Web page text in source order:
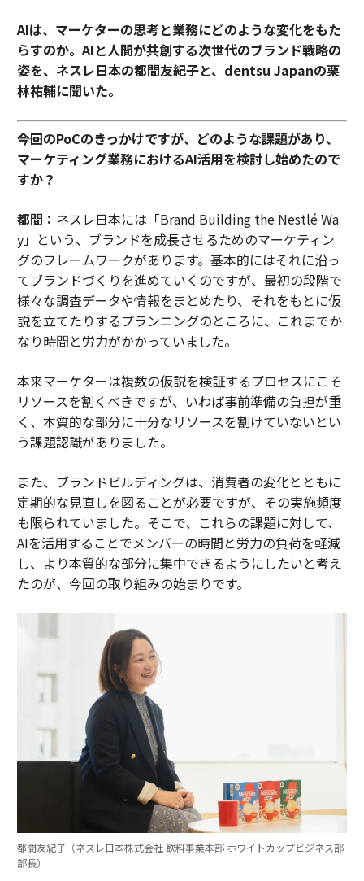
AIは、マーケターの思考と業務にどのような変化をもた
らすのか。AIと人間が共創する次世代のブランド戦略の
姿を、ネスレ日本の都間友紀子と、dentsu Japanの栗
林祐輔に聞いた。
――今回のPoCのきっかけですが、どのような課題があり、
マーケティング業務におけるAI活用を検討し始めたので
すか？
都間： ネスレ日本には「Brand Building the Nestlé Wa
y」という、ブランドを成長させるためのマーケティン
グのフレームワークがあります。基本的にはそれに沿っ
てブランドづくりを進めていくのですが、最初の段階で
様々な調査データや情報をまとめたり、それをもとに仮
説を立てたりするプランニングのところに、これまでか
なり時間と労力がかかっていました。
本来マーケターは複数の仮説を検証するプロセスにこそ
リソースを割くべきですが、いわば事前準備の負担が重
く、本質的な部分に十分なリソースを割けていないとい
う課題認識がありました。
また、ブランドビルディングは、消費者の変化とともに
定期的な見直しを図ることが必要ですが、その実施頻度
も限られていました。そこで、これらの課題に対して、
AIを活用することでメンバーの時間と労力の負荷を軽減
し、より本質的な部分に集中できるようにしたいと考え
たのが、今回の取り組みの始まりです。
都間友紀子（ネスレ日本株式会社 飲料事業本部 ホワイトカップビジネス部
部長）